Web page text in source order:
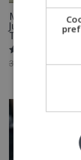
Máster Experto
Judicial en
Titulación)
Valorado
3,880.00
El
1,940.00